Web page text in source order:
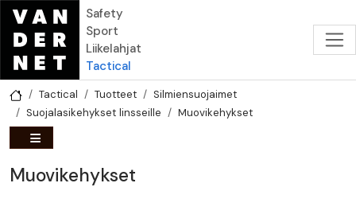
Hyppää pääsisältöön
Safety
Sport
Liikelahjat
Tactical
Tactical Tuotteet
Silmiensuojaimet
Suojalasikehykset linsseille
Muovikehykset
Muovikehykset